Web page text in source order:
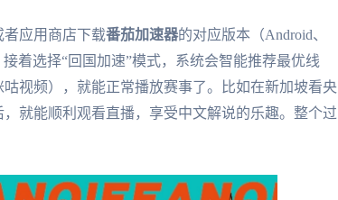
应用商店下载番茄加速器的对应版本（Android、
着选择“回国加速”模式，系统会智能推荐最优线
视频），就能正常播放赛事了。比如在新加坡看央
就能顺利观看直播，享受中文解说的乐趣。整个过